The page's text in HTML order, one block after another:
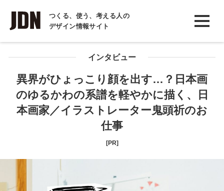
つくる、使う、考える人の
デザイン情報サイト
INTERVIEW
インタビュー
REPORT
COLUMN
コラム
インタビュー
異界がひょっこり顔を出す…？日本画
のゆるかわの系譜を軽やかに描く、日
本画家／イラストレーター鬼頭祈のお
仕事
[PR]